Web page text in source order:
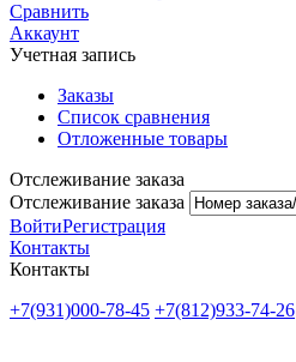
Сравнить
Аккаунт
Учетная запись
Заказы
Список сравнения
Отложенные товары
Отслеживание заказа
Отслеживание заказа
ВойтиРегистрация
Контакты
Контакты
+7(931)000-78-45 +7(812)933-74-26